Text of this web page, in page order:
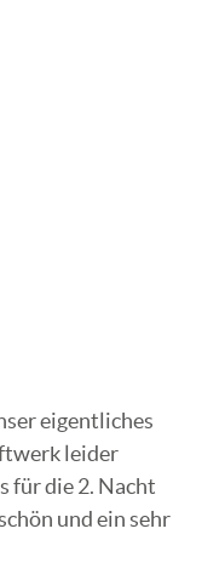
eigentliches
leider
für die 2. Nacht
und ein sehr